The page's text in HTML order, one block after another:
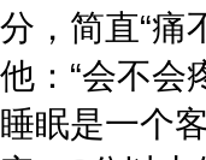
分，简直“痛
他：“会不会
睡眠是一个